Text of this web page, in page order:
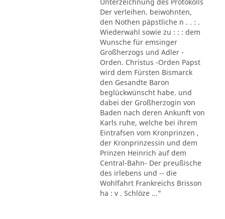
Der verleihen. beiwohnten,
den Nothen päpstliche n . . : .
Wiederwahl sowie zu : : : dem
Wunsche für emsinger
Großherzogs und Adler -
Orden. Christus -Orden Papst
wird dem Fürsten Bismarck
den Gesandte Baron
beglückwünscht habe. und
dabei der Großherzogin von
Baden nach deren Ankunft von
Karls ruhe, welche bei ihrem
Eintrafsen vom Kronprinzen ,
der Kronprinzessin und dem
Prinzen Heinrich auf dem
Central-Bahn- Der preußische
des irlebens und -- die
Wohlfahrt Frankreichs Brisson
ha : v . Schlöze ..."